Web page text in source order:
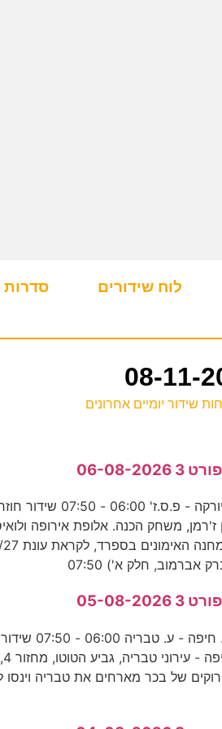
לוח שידורים סדרות
שידור יומיים אחרונים
3 06-08-2026
מיורקה - פ.ס.ז'
ז'רמן, משחק הכנה. אלופת אירופה
אברמוב, חלק א') 07:50
3 05-08-2026
מ. חיפה - ע.
של בכר מארחים את טבריה וינסו